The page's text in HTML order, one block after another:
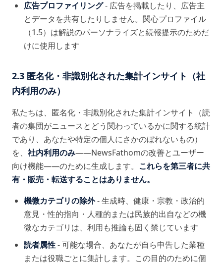
広告プロファイリング- 広告を掲載したり、広告主
とデータを共有したりしません。関心プロファイル
（1.5）は解説のパーソナライズと続報提示のためだ
けに使用します
2.3 匿名化・非識別化された集計インサイト（社
内利用のみ）
私たちは、匿名化・非識別化された集計インサイト（読
者の集団がニュースとどう関わっているかに関する統計
であり、あなたや特定の個人にさかのぼれないもの）
を、 社内利用のみ——NewsFathomの改善とユーザー
向け機能——のために生成します。 これらを第三者に共
有・販売・転送することはありません。
機微カテゴリの除外- 生成時、健康・宗教・政治的
意見・性的指向・人種的または民族的出自などの機
微なカテゴリは、利用も推論も固く禁じています
読者属性- 可能な場合、あなたが自ら申告した業種
または役職ごとに集計します。この目的のために個